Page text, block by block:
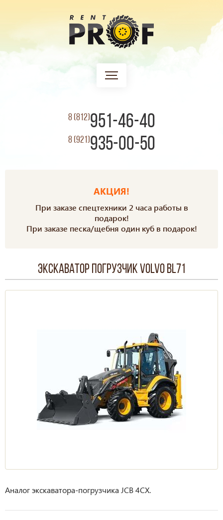
8 (812)951-46-40
8 (921)935-00-50
АКЦИЯ!
При заказе спецтехники 2 часа работы в
подарок!
При заказе песка/щебня один куб в подарок!
Экскаватор погрузчик Volvo BL71
Аналог экскаватора-погрузчика JCB 4CX.